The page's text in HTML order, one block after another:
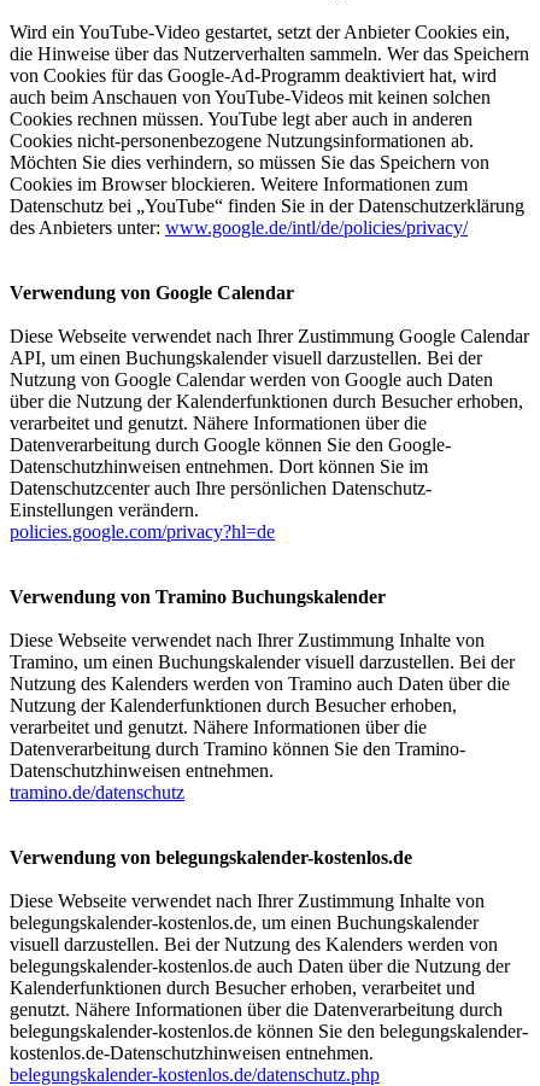
Wird ein YouTube-Video gestartet, setzt der Anbieter Cookies ein,
die Hinweise über das Nutzerverhalten sammeln. Wer das Speichern
von Cookies für das Google-Ad-Programm deaktiviert hat, wird
auch beim Anschauen von YouTube-Videos mit keinen solchen
Cookies rechnen müssen. YouTube legt aber auch in anderen
Cookies nicht-personenbezogene Nutzungsinformationen ab.
Möchten Sie dies verhindern, so müssen Sie das Speichern von
Cookies im Browser blockieren. Weitere Informationen zum
Datenschutz bei „YouTube“ finden Sie in der Datenschutzerklärung
des Anbieters unter: www.google.de/intl/de/policies/privacy/
Verwendung von Google Calendar
Diese Webseite verwendet nach Ihrer Zustimmung Google Calendar
API, um einen Buchungskalender visuell darzustellen. Bei der
Nutzung von Google Calendar werden von Google auch Daten
über die Nutzung der Kalenderfunktionen durch Besucher erhoben,
verarbeitet und genutzt. Nähere Informationen über die
Datenverarbeitung durch Google können Sie den Google-
Datenschutzhinweisen entnehmen. Dort können Sie im
Datenschutzcenter auch Ihre persönlichen Datenschutz-
Einstellungen verändern.
policies.google.com/privacy?hl=de
Verwendung von Tramino Buchungskalender
Diese Webseite verwendet nach Ihrer Zustimmung Inhalte von
Tramino, um einen Buchungskalender visuell darzustellen. Bei der
Nutzung des Kalenders werden von Tramino auch Daten über die
Nutzung der Kalenderfunktionen durch Besucher erhoben,
verarbeitet und genutzt. Nähere Informationen über die
Datenverarbeitung durch Tramino können Sie den Tramino-
Datenschutzhinweisen entnehmen.
tramino.de/datenschutz
Verwendung von belegungskalender-kostenlos.de
Diese Webseite verwendet nach Ihrer Zustimmung Inhalte von
belegungskalender-kostenlos.de, um einen Buchungskalender
visuell darzustellen. Bei der Nutzung des Kalenders werden von
belegungskalender-kostenlos.de auch Daten über die Nutzung der
Kalenderfunktionen durch Besucher erhoben, verarbeitet und
genutzt. Nähere Informationen über die Datenverarbeitung durch
belegungskalender-kostenlos.de können Sie den belegungskalender-
kostenlos.de-Datenschutzhinweisen entnehmen.
belegungskalender-kostenlos.de/datenschutz.php